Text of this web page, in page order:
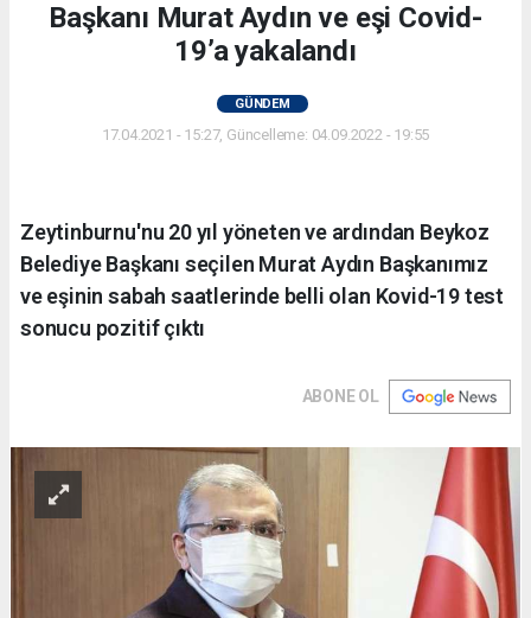
Başkanı Murat Aydın ve eşi Covid-
19’a yakalandı
GÜNDEM
17.04.2021 - 15:27, Güncelleme: 04.09.2022 - 19:55
Zeytinburnu'nu 20 yıl yöneten ve ardından Beykoz
Belediye Başkanı seçilen Murat Aydın Başkanımız
ve eşinin sabah saatlerinde belli olan Kovid-19 test
sonucu pozitif çıktı
ABONE OL